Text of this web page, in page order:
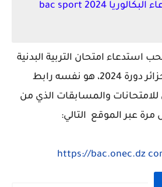
رابط سحب استدعاء البكالوريا 2024 bac sport
استدعاء امتحان التربية البدنية
لشهادة البكالوريا الجزائر دورة 2024، هو نفسه رابط
للامتحانات والمسابقات الذي من
مرة عبر الموقع التالي:
https://bac.onec.dz